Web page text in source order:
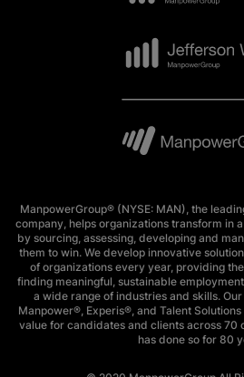
ManpowerGroup® (NYSE: MAN), the
company, helps organizations transform in
by sourcing, assessing, developing and
them to win. We develop innovative
of organizations every year, providing
finding meaningful, sustainable
a wide range of industries and skills.
Manpower®, Experis®, and Talent
value for candidates and clients across 70
has done so for 80